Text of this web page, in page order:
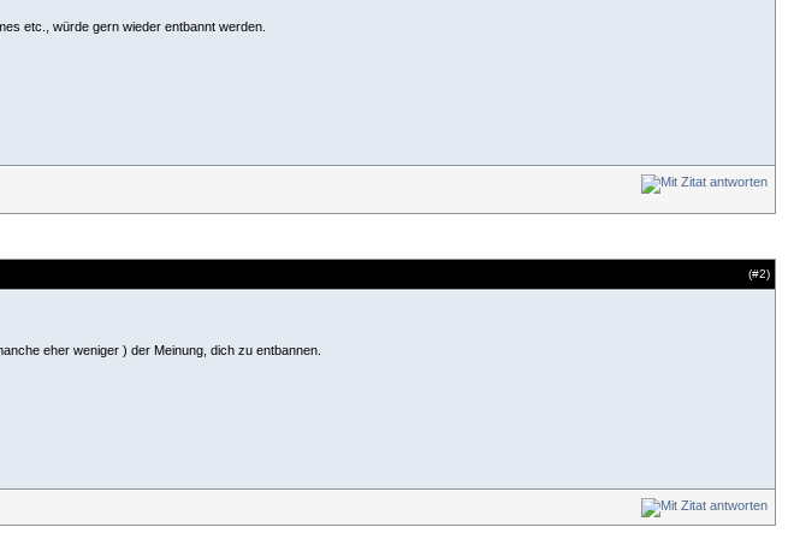
etc., würde gern wieder entbannt werden.
(#2)
eher weniger ) der Meinung, dich zu entbannen.